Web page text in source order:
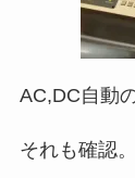
AC,DC自動
それも確認。